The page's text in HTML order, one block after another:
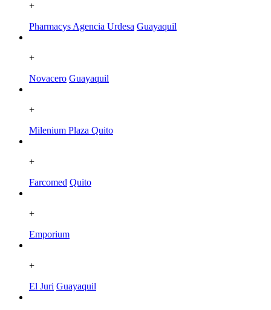
+
Pharmacys Agencia Urdesa Guayaquil
+
Novacero Guayaquil
+
Milenium Plaza Quito
+
Farcomed Quito
+
Emporium
+
El Juri Guayaquil